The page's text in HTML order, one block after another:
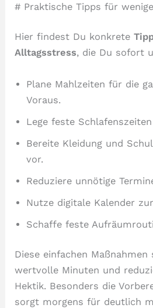
# Praktische Tipps für
Hier findest Du konkrete
Alltagsstress, die Du sofort
Plane Mahlzeiten für die
Voraus.
Lege feste
Bereite Kleidung und
vor.
Reduziere unnötige
Nutze digitale Kalender
Schaffe feste
Diese einfachen
wertvolle Minuten und
Hektik. Besonders die
sorgt morgens für deutlich